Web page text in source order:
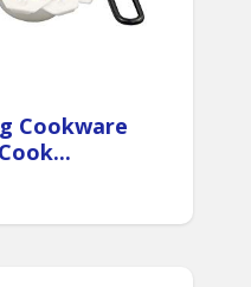
Cookware